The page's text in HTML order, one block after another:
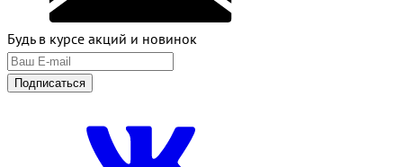
Будь в курсе акций и новинок
Подписаться